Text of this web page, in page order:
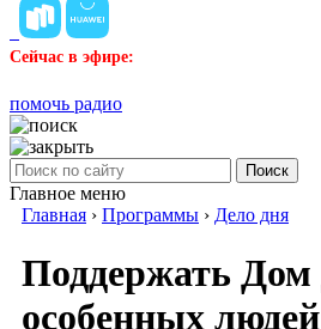
Сейчас в эфире:
помочь радио
Поиск
Главное меню
Главная › Программы › Дело дня
Поддержать Дом
особенных людей